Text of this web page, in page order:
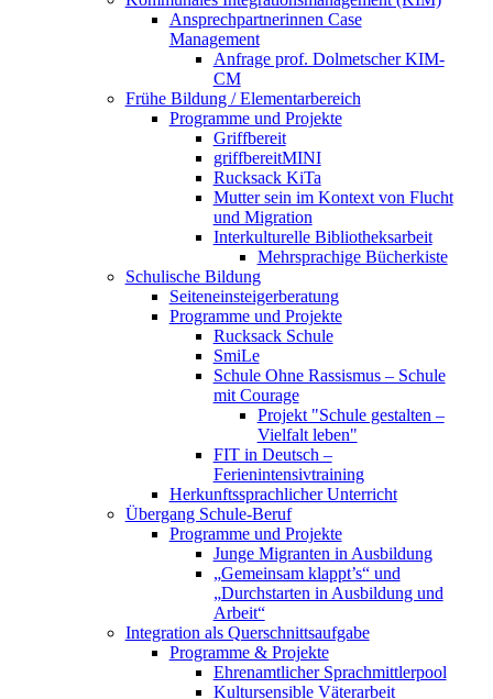
Ansprechpartnerinnen Case
Management
Anfrage prof. Dolmetscher KIM-
CM
Frühe Bildung / Elementarbereich
Programme und Projekte
Griffbereit
griffbereitMINI
Rucksack KiTa
Mutter sein im Kontext von Flucht
und Migration
Interkulturelle Bibliotheksarbeit
Mehrsprachige Bücherkiste
Schulische Bildung
Seiteneinsteigerberatung
Programme und Projekte
Rucksack Schule
SmiLe
Schule Ohne Rassismus – Schule
mit Courage
Projekt "Schule gestalten –
Vielfalt leben"
FIT in Deutsch –
Ferienintensivtraining
Herkunftssprachlicher Unterricht
Übergang Schule-Beruf
Programme und Projekte
Junge Migranten in Ausbildung
„Gemeinsam klappt’s“ und
„Durchstarten in Ausbildung und
Arbeit“
Integration als Querschnittsaufgabe
Programme & Projekte
Ehrenamtlicher Sprachmittlerpool
Kultursensible Väterarbeit